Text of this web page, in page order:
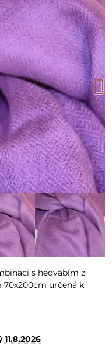
s hedvábím z
70x200cm určená k
11.8.2026